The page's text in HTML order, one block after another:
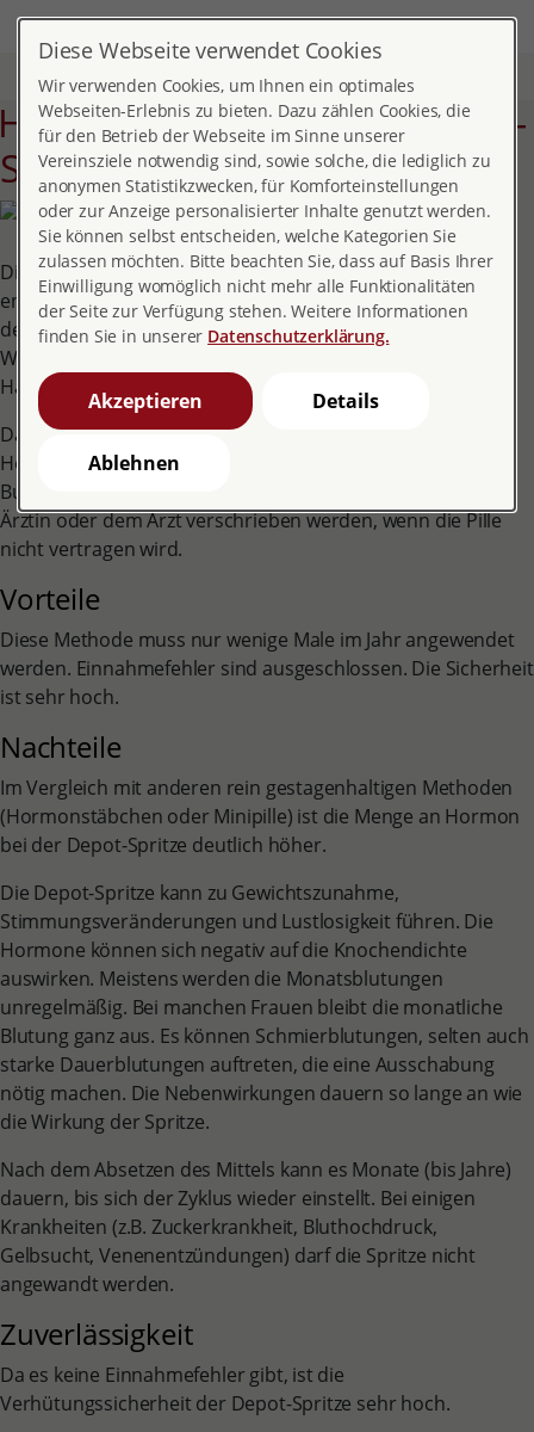
DE EN MENÜ
Start Themen Verhütung Depot-Spritze
Drei-Monats-
Spritze, Depot-Spritze
Die Depot-Spritze ist ein Langzeitverhütungsmittel. Es
enthält das Hormon Gestagen in hoher Dosis und hemmt
den Eisprung über einen Zeitraum von etwa 8 bis 12
Wochen. In Deutschland sind zur Zeit drei Präparate im
Handel.
Da die Depotspritze deutlich stärker als die Pille in den
Hormonhaushalt eingreift, darf sie laut
Bundesgesundheitsamt nur in Ausnahmefällen von der
Ärztin oder dem Arzt verschrieben werden, wenn die Pille
nicht vertragen wird.
Vorteile
Diese Methode muss nur wenige Male im Jahr angewendet
werden. Einnahmefehler sind ausgeschlossen. Die Sicherheit
ist sehr hoch.
Nachteile
Im Vergleich mit anderen rein gestagenhaltigen Methoden
(Hormonstäbchen oder Minipille) ist die Menge an Hormon
bei der Depot-Spritze deutlich höher.
Die Depot-Spritze kann zu Gewichtszunahme,
Stimmungsveränderungen und Lustlosigkeit führen. Die
Hormone können sich negativ auf die Knochendichte
auswirken. Meistens werden die Monatsblutungen
unregelmäßig. Bei manchen Frauen bleibt die monatliche
Blutung ganz aus. Es können Schmierblutungen, selten auch
starke Dauerblutungen auftreten, die eine Ausschabung
nötig machen. Die Nebenwirkungen dauern so lange an wie
die Wirkung der Spritze.
Nach dem Absetzen des Mittels kann es Monate (bis Jahre)
dauern, bis sich der Zyklus wieder einstellt. Bei einigen
Krankheiten (z.B. Zuckerkrankheit, Bluthochdruck,
Gelbsucht, Venenentzündungen) darf die Spritze nicht
angewandt werden.
Zuverlässigkeit
Da es keine Einnahmefehler gibt, ist die
Verhütungssicherheit der Depot-Spritze sehr hoch.
Diese Webseite verwendet Cookies
Wir verwenden Cookies, um Ihnen ein optimales
Webseiten-Erlebnis zu bieten. Dazu zählen Cookies, die
für den Betrieb der Webseite im Sinne unserer
Vereinsziele notwendig sind, sowie solche, die lediglich zu
anonymen Statistikzwecken, für Komforteinstellungen
oder zur Anzeige personalisierter Inhalte genutzt werden.
Sie können selbst entscheiden, welche Kategorien Sie
zulassen möchten. Bitte beachten Sie, dass auf Basis Ihrer
Einwilligung womöglich nicht mehr alle Funktionalitäten
der Seite zur Verfügung stehen. Weitere Informationen
finden Sie in unserer Datenschutzerklärung.
Akzeptieren Details
Ablehnen